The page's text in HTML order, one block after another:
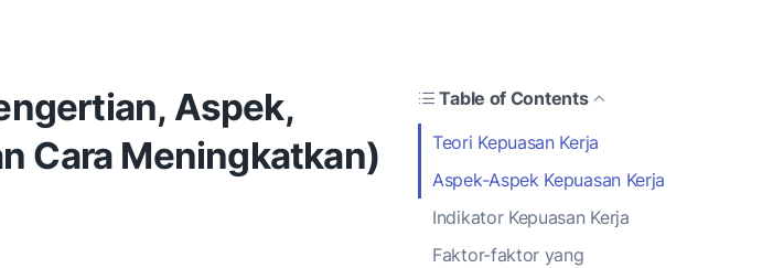
Aspek,
Cara Meningkatkan)
Table of Contents
Teori Kepuasan Kerja
Aspek-Aspek Kepuasan Kerja
Indikator Kepuasan Kerja
Faktor-faktor yang